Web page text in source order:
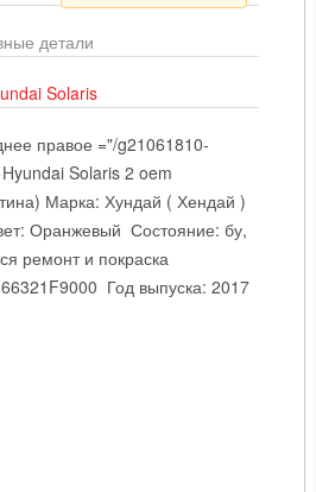
детали
Solaris
правое ="/g21061810-
Solaris 2 oem
)
ремонт и покраска
выпуска: 2017